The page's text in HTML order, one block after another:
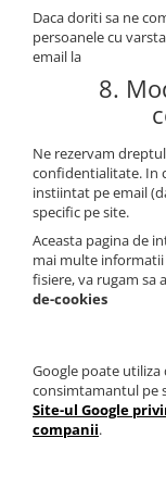
Daca doriti sa ne
persoanele cu
email la
8.
Ne rezervam
confidentialitate. In
instiintat pe email
specific pe site.
Aceasta pagina de
mai multe informatii
fisiere, va rugam sa
de-cookies
Google poate
consimtamantul pe
Site-ul Google
companii.